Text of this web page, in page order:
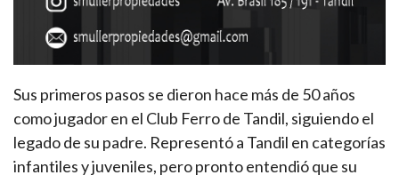
Sus primeros pasos se dieron hace más de 50 años
como jugador en el Club Ferro de Tandil, siguiendo el
legado de su padre. Representó a Tandil en categorías
infantiles y juveniles, pero pronto entendió que su